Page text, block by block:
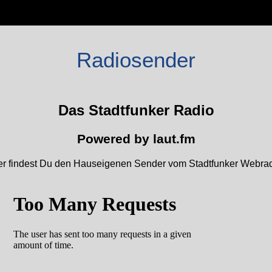
Radiosender
Das Stadtfunker Radio
Powered by laut.fm
findest Du den Hauseigenen Sender vom Stadtfunker